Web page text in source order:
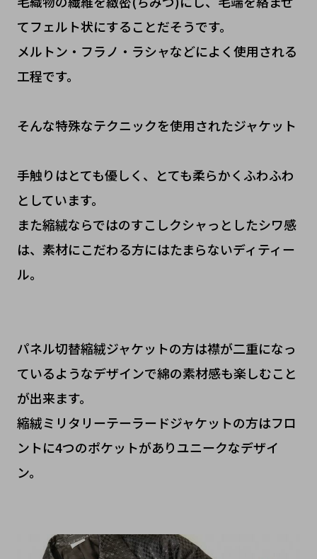
てフェルト状にすることだそうです。
メルトン・フラノ・ラシャなどによく使用される
工程です。
そんな特殊なテクニックを使用されたジャケット
手触りはとても優しく、とても柔らかくふわふわ
としています。
また縮絨ならではのすこしクシャっとしたシワ感
は、素材にこだわる方にはたまらないディティー
ル。
パネル切替縮絨ジャケットの方は襟が二重になっ
ているようなデザインで綿の素材感も楽しむこと
が出来ます。
縮絨ミリタリーテーラードジャケットの方はフロ
ントに4つのポケットがありユニークなデザイ
ン。